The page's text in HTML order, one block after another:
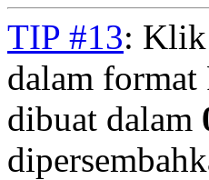
TIP #13:
dalam format
dibuat dalam